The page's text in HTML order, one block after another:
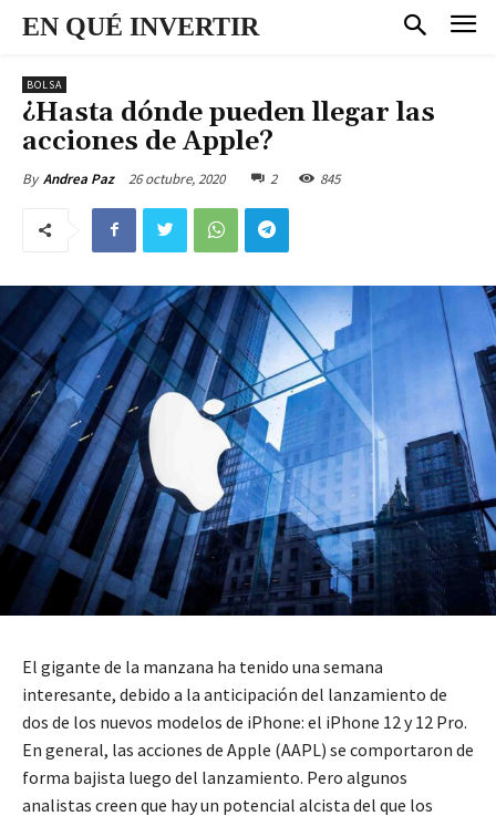
EN QUÉ INVERTIR
BOLSA
¿Hasta dónde pueden llegar las
acciones de Apple?
By Andrea Paz 26 octubre, 2020 2 845
El gigante de la manzana ha tenido una semana
interesante, debido a la anticipación del lanzamiento de
dos de los nuevos modelos de iPhone: el iPhone 12 y 12 Pro.
En general, las acciones de Apple (AAPL) se comportaron de
forma bajista luego del lanzamiento. Pero algunos
analistas creen que hay un potencial alcista del que los